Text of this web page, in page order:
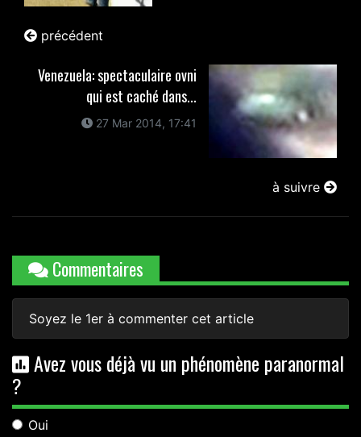
précédent
Venezuela: spectaculaire ovni
qui est caché dans...
27 Mar 2014, 17:41
à suivre
Commentaires
Soyez le 1er à commenter cet article
Avez vous déjà vu un phénomène paranormal
?
Oui